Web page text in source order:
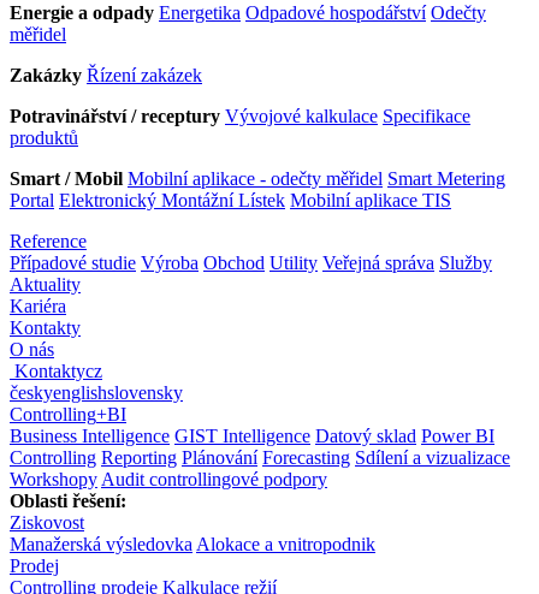
Energie a odpady Energetika Odpadové hospodářství Odečty
měřidel
Zakázky Řízení zakázek
Potravinářství / receptury Vývojové kalkulace Specifikace
produktů
Smart / Mobil Mobilní aplikace - odečty měřidel Smart Metering
Portal Elektronický Montážní Lístek Mobilní aplikace TIS
Reference
Případové studie Výroba Obchod Utility Veřejná správa Služby
Aktuality
Kariéra
Kontakty
O nás
Kontaktycz
českyenglishslovensky
Controlling+BI
Business Intelligence GIST Intelligence Datový sklad Power BI
Controlling Reporting Plánování Forecasting Sdílení a vizualizace
Workshopy Audit controllingové podpory
Oblasti řešení:
Ziskovost
Manažerská výsledovka Alokace a vnitropodnik
Prodej
Controlling prodeje Kalkulace režií